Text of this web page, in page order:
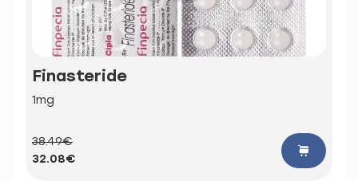
Finasteride
1mg
38.49€
32.08€